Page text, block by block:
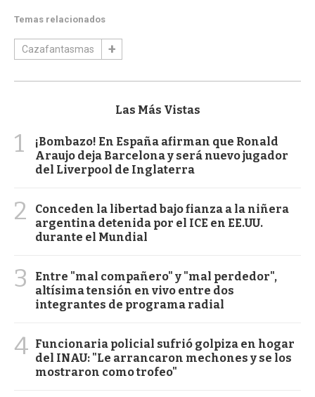
Temas relacionados
Cazafantasmas
Las Más Vistas
1
¡Bombazo! En España afirman que Ronald
Araujo deja Barcelona y será nuevo jugador
del Liverpool de Inglaterra
2
Conceden la libertad bajo fianza a la niñera
argentina detenida por el ICE en EE.UU.
durante el Mundial
3
Entre "mal compañero" y "mal perdedor",
altísima tensión en vivo entre dos
integrantes de programa radial
4 Funcionaria policial sufrió golpiza en hogar
del INAU: "Le arrancaron mechones y se los
mostraron como trofeo"